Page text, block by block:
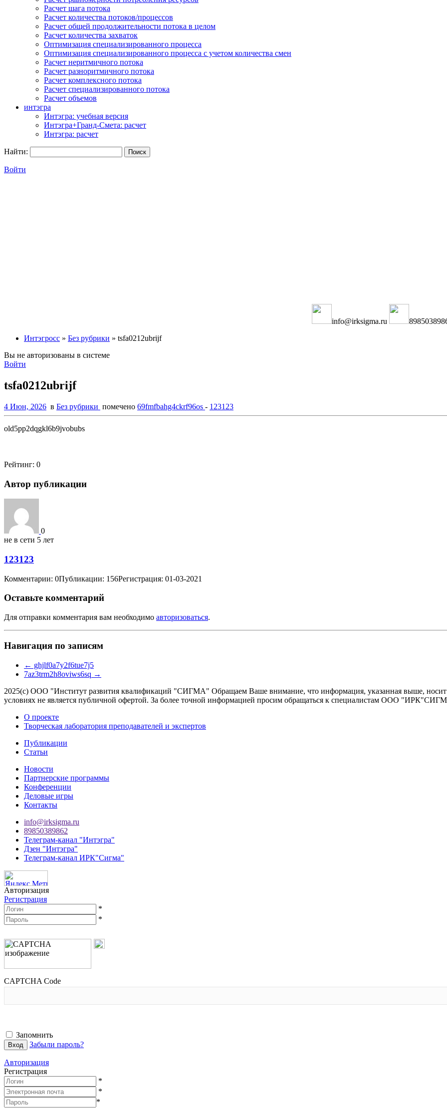
Расчет шага потока
Расчет количества потоков/процессов
Расчет общей продолжительности потока в целом
Расчет количества захваток
Оптимизация специализированного процесса
Оптимизация специализированного процесса с учетом количества смен
Расчет неритмичного потока
Расчет разноритмичного потока
Расчет комплексного потока
Расчет специализированного потока
Расчет объемов
интэгра
Интэгра: учебная версия
Интэгра+Гранд-Смета: расчет
Интэгра: расчет
Найти:
Войти
info@irksigma.ru
Интэгросс » Без рубрики » tsfa0212ubrijf
Вы не авторизованы в системе
Войти
tsfa0212ubrijf
4 Июн, 2026 в Без рубрики помечено 69fmfbahg4ckrf96os - 123123
old5pp2dqgkl6b9jvobubs
Рейтинг: 0
Автор публикации
0
не в сети 5 лет
123123
Комментарии: 0Публикации: 156Регистрация: 01-03-2021
Оставьте комментарий
Для отправки комментария вам необходимо авторизоваться.
Навигация по записям
← ghjlf0a7y2f6tue7j5
7az3trm2h8oviws6sq →
2025(с) ООО "Институт развития квалификаций "СИГМА" Обращаем Ваше внимание, что информация, указанная выше, носит
условиях не является публичной офертой. За более точной информацией просим обращаться к специалистам ООО
О проекте
Творческая лаборатория преподавателей и экспертов
Публикации
Статьи
Новости
Партнерские программы
Конференции
Деловые игры
Контакты
info@irksigma.ru
89850389862
Телеграм-канал "Интэгра"
Дзен "Интэгра"
Телеграм-канал ИРК"Сигма"
Авторизация
Регистрация
*
*
CAPTCHA Code
Запомнить
Забыли пароль?
Авторизация
Регистрация
*
*
*